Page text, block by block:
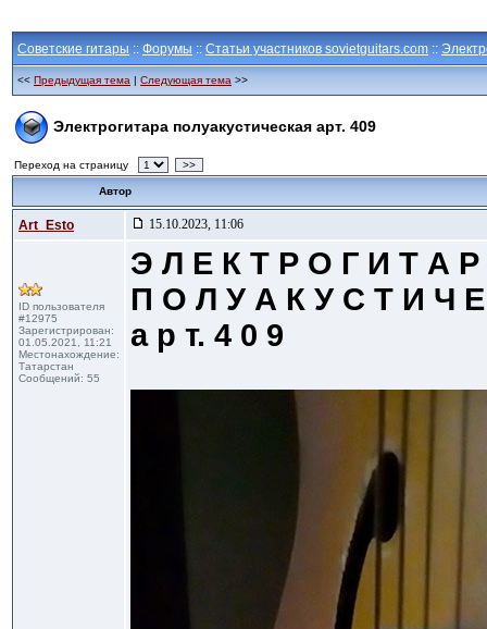
Советские гитары :: Форумы :: Статьи участников sovietguitars.com ::
<< Предыдущая тема | Следующая тема >>
Электрогитара полуакустическая арт. 409
Переход на страницу >>
Автор
Art_Esto 15.10.2023, 11:06
ID пользователя
#12975
Зарегистрирован:
01.05.2021, 11:21
Местонахождение:
Татарстан
Сообщений: 55
Э Л Е К Т Р О Г И Т А
П О Л У А К У С Т И Ч
а р т. 4 0 9